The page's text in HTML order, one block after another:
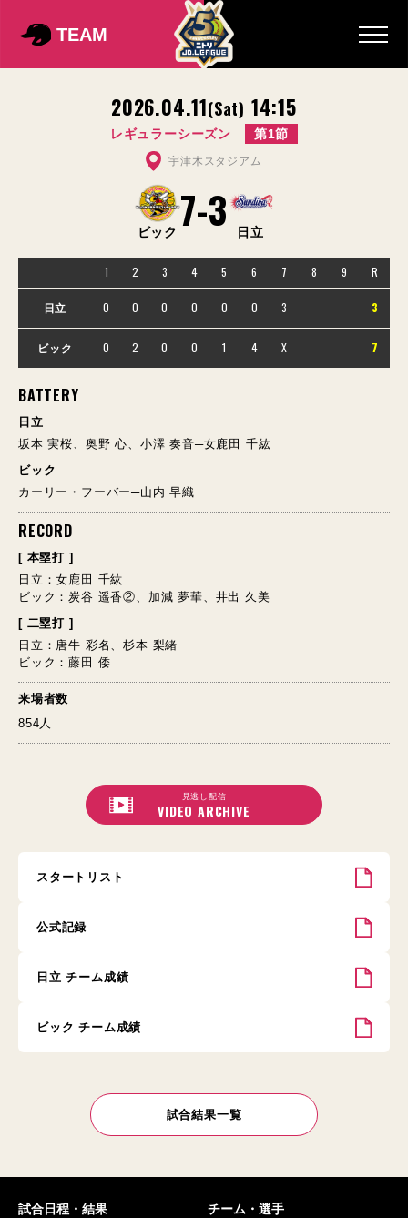
TEAM
2026.04.11(Sat) 14:15
レギュラーシーズン 第1節
宇津木スタジアム
ビック 7-3 日立
1 2 3 4 5 6 7 8 9 R
日立 0 0 0 0 0 0 3 3
ビック 0 2 0 0 1 4 X 7
BATTERY
日立
坂本 実桜、奥野 心、小澤 奏音─女鹿田 千紘
ビック
カーリー・フーバー─山内 早織
RECORD
[ 本塁打 ]
日立：女鹿田 千紘
ビック：炭谷 遥香②、加減 夢華、井出 久美
[ 二塁打 ]
日立：唐牛 彩名、杉本 梨緒
ビック：藤田 倭
来場者数
854人
見逃し配信
VIDEO ARCHIVE
スタートリスト
公式記録
日立 チーム成績
ビック チーム成績
試合結果一覧
試合日程・結果
チーム・選手